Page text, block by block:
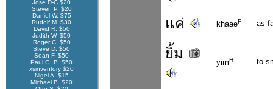
Jose D-C $20
Steven P. $20
Daniel W. $75
Rudolf M. $30
David R. $50
Judith W. $50
Roger C. $50
Steve D. $50
Sean F. $50
Paul G. B. $50
xsinventory $20
Nigel A. $15
Michael B. $20
แค่ khaaeF as
ยิ้ม
yimH to